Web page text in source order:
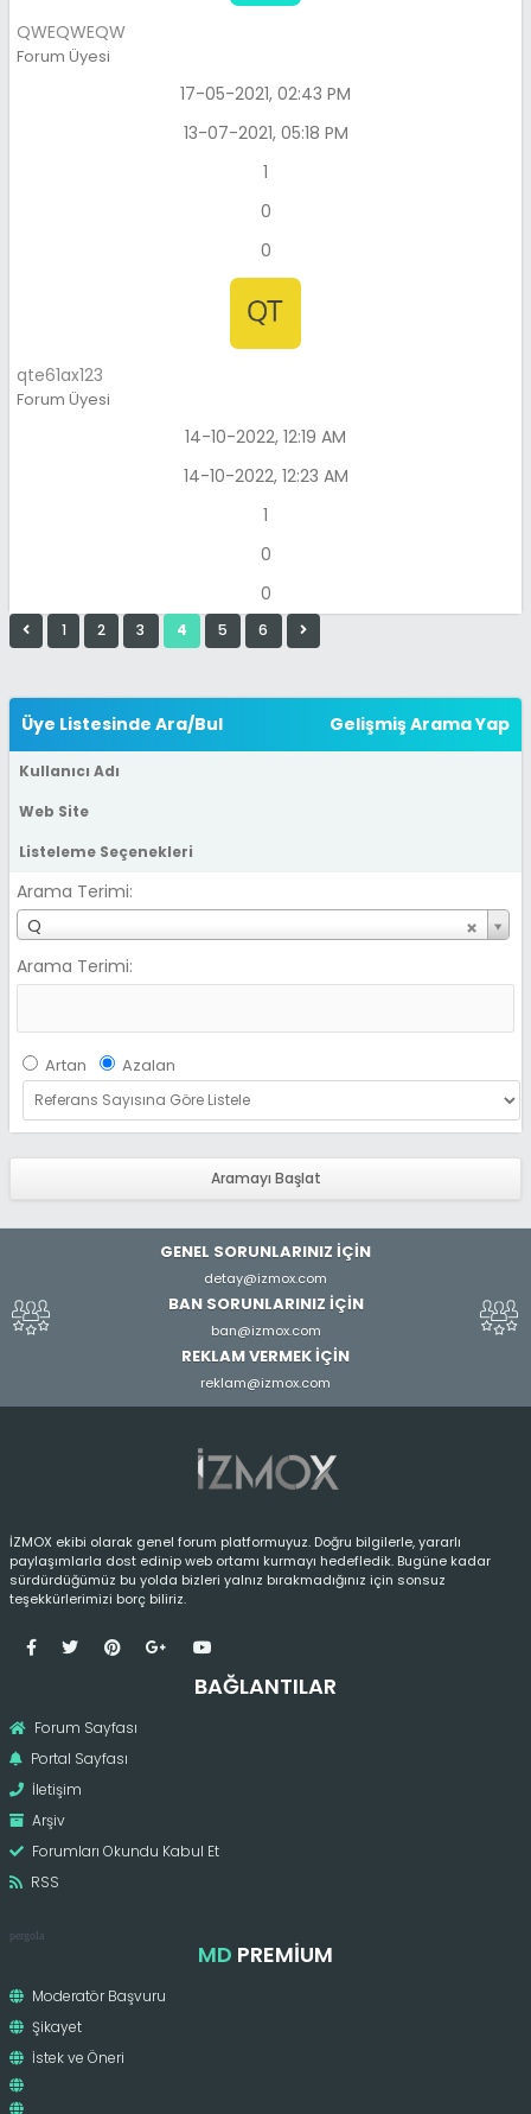
QWEQWEQW
Forum Üyesi
17-05-2021, 02:43 PM
13-07-2021, 05:18 PM
1
0
0
qte61ax123
Forum Üyesi
14-10-2022, 12:19 AM
14-10-2022, 12:23 AM
1
0
0
1 2 3 4 5 6
Gelişmiş Arama Yap
Üye Listesinde Ara/Bul
Kullanıcı Adı
Web Site
Listeleme Seçenekleri
Arama Terimi:
Q
K
u
l
ı
Arama Terimi:
Artan Azalan
GENEL SORUNLARINIZ İÇİN
detay@izmox.com
BAN SORUNLARINIZ İÇİN
ban@izmox.com
REKLAM VERMEK İÇİN
reklam@izmox.com
İZMOX ekibi olarak genel forum platformuyuz. Doğru bilgilerle, yararlı
paylaşımlarla dost edinip web ortamı kurmayı hedefledik. Bugüne kadar
sürdürdüğümüz bu yolda bizleri yalnız bırakmadığınız için sonsuz
teşekkürlerimizi borç biliriz.
BAĞLANTILAR
Forum Sayfası
Portal Sayfası
İletişim
Arşiv
Forumları Okundu Kabul Et
RSS
pergola
MD PREMIUM
Moderatör Başvuru
Şikayet
İstek ve Öneri